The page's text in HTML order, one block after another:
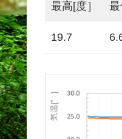
最高[度］ 最
19.7